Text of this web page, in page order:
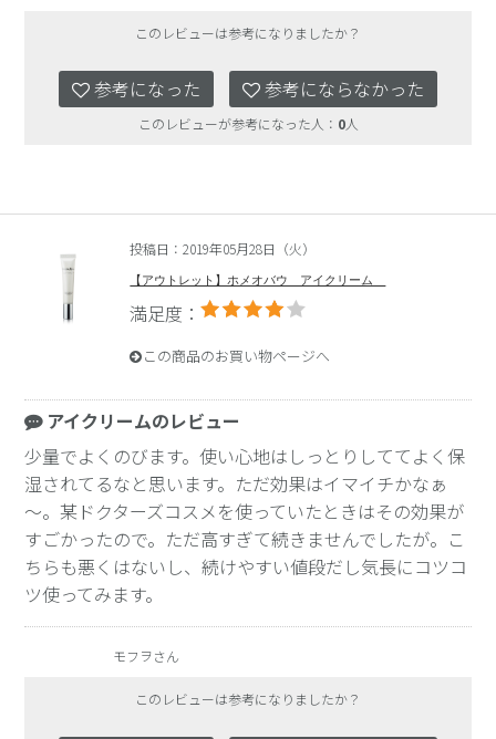
このレビューは参考になりましたか？
参考になった 参考にならなかった
このレビューが参考になった人： 0人
投稿日：2019年05月28日（火）
【アウトレット】ホメオバウ アイクリーム
満足度：
この商品のお買い物ページへ
アイクリームのレビュー
少量でよくのびます。使い心地はしっとりしててよく保
湿されてるなと思います。ただ効果はイマイチかなぁ
～。某ドクターズコスメを使っていたときはその効果が
すごかったので。ただ高すぎて続きませんでしたが。こ
ちらも悪くはないし、続けやすい値段だし気長にコツコ
ツ使ってみます。
モフヲさん
このレビューは参考になりましたか？